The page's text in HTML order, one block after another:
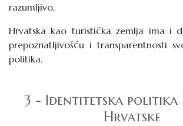
razumljivo.
Hrvatska kao turistička zemlja ima i
prepoznatljivošću i transparentnosti
politika.
3 - Identitetska politika
Hrvatske